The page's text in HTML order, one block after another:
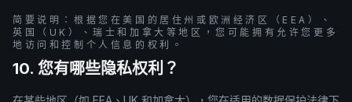
简要说明：根据您在美国的居住州或欧洲经济区（EEA）、
英国（UK）、瑞士和加拿大等地区，您可能拥有允许您更多
地访问和控制个人信息的权利。
10. 您有哪些隐私权利？